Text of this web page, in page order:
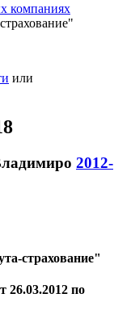
компаниях
или
2012-
страхование"
26.03.2012 по